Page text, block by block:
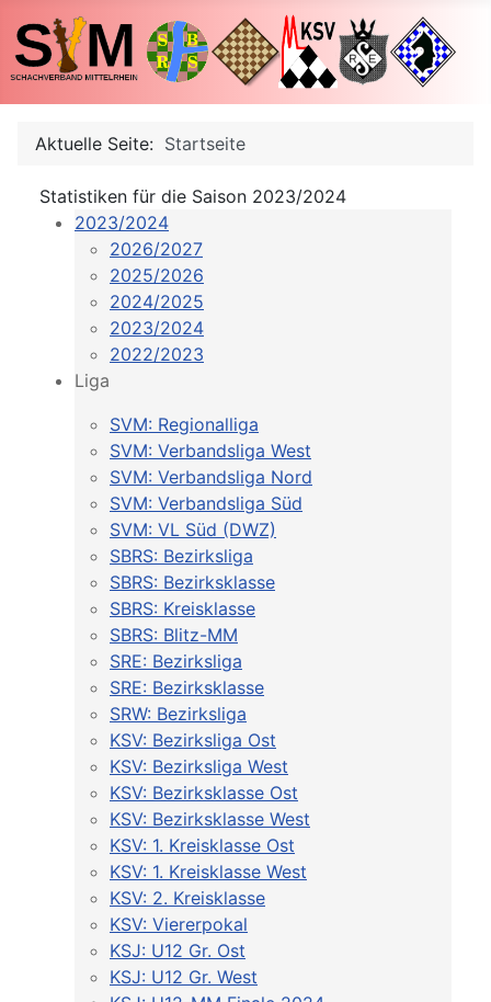
Aktuelle Seite: Startseite
Statistiken für die Saison 2023/2024
2023/2024
2026/2027
2025/2026
2024/2025
2023/2024
2022/2023
Liga
SVM: Regionalliga
SVM: Verbandsliga West
SVM: Verbandsliga Nord
SVM: Verbandsliga Süd
SVM: VL Süd (DWZ)
SBRS: Bezirksliga
SBRS: Bezirksklasse
SBRS: Kreisklasse
SBRS: Blitz-MM
SRE: Bezirksliga
SRE: Bezirksklasse
SRW: Bezirksliga
KSV: Bezirksliga Ost
KSV: Bezirksliga West
KSV: Bezirksklasse Ost
KSV: Bezirksklasse West
KSV: 1. Kreisklasse Ost
KSV: 1. Kreisklasse West
KSV: 2. Kreisklasse
KSV: Viererpokal
KSJ: U12 Gr. Ost
KSJ: U12 Gr. West